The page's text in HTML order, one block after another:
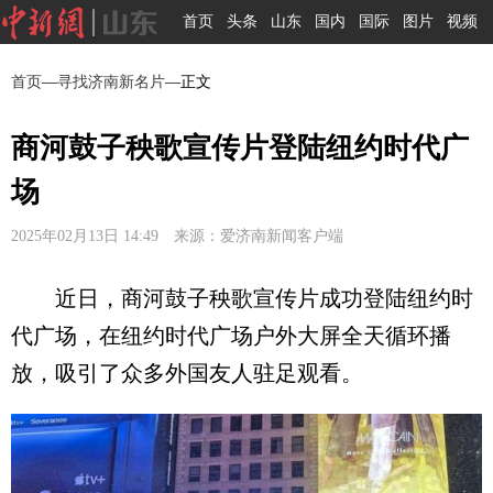
首页 头条 山东 国内 国际 图片 视频
首页—寻找济南新名片—正文
商河鼓子秧歌宣传片登陆纽约时代广
场
2025年02月13日 14:49 来源：爱济南新闻客户端
近日，商河鼓子秧歌宣传片成功登陆纽约时
代广场，在纽约时代广场户外大屏全天循环播
放，吸引了众多外国友人驻足观看。